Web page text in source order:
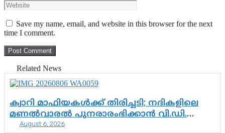
Save my name, email, and website in this browser for the next
time I comment.
Related News
ക്വാറി മാഫിയകൾക്ക് തിരിച്ചടി; നദികളിലെ
മണൽവാരൽ പുനരാരംഭിക്കാൻ വി.ഡി.
സർക്കാർ തീരുമാനം
August 6, 2026